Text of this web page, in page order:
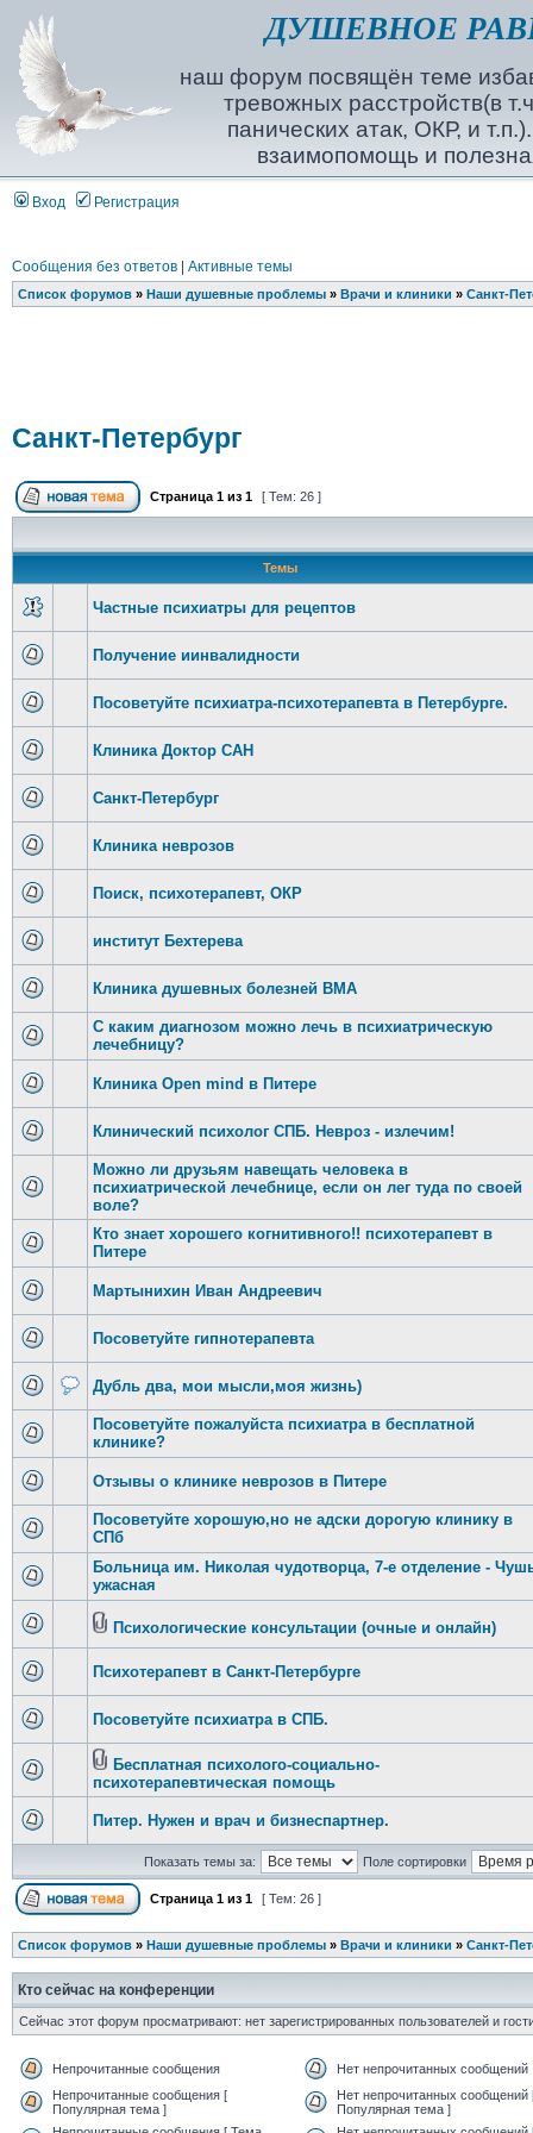
ДУШЕВНОЕ
наш форум посвящён теме
тревожных расстройств(в
панических атак, ОКР, и
взаимопомощь и
Вход Регистрация
Сообщения без ответов| Активные темы
Список форумов» Наши душевные проблемы» Врачи и клиники » Санкт-
Санкт-Петербург
Страница 1из 1 [ Тем: 26 ]
Темы
Частные психиатры для рецептов
Получение иинвалидности
Посоветуйте психиатра-психотерапевта в Петербурге.
Клиника Доктор САН
Санкт-Петербург
Клиника неврозов
Поиск, психотерапевт, ОКР
институт Бехтерева
Клиника душевных болезней ВМА
С каким диагнозом можно лечь в психиатрическую
лечебницу?
Клиника Open mind в Питере
Клинический психолог СПБ. Невроз - излечим!
Можно ли друзьям навещать человека в
психиатрической лечебнице, если он лег туда по своей
воле?
Кто знает хорошего когнитивного!! психотерапевт в
Питере
Мартынихин Иван Андреевич
Посоветуйте гипнотерапевта
Дубль два, мои мысли,моя жизнь)
Посоветуйте пожалуйста психиатра в бесплатной
клинике?
Отзывы о клинике неврозов в Питере
Посоветуйте хорошую,но не адски дорогую клинику в
СПб
Больница им. Николая чудотворца, 7-е отделение -
ужасная
Психологические консультации (очные и онлайн)
Психотерапевт в Санкт-Петербурге
Посоветуйте психиатра в СПБ.
Бесплатная психолого-социально-
психотерапевтическая помощь
Питер. Нужен и врач и бизнеспартнер.
Показать темы за: Поле сортировки
Страница 1из 1 [ Тем: 26 ]
Список форумов» Наши душевные проблемы» Врачи и клиники » Санкт-
Кто сейчас на конференции
Сейчас этот форум просматривают: нет зарегистрированных пользователей и
Непрочитанные сообщения
Нет непрочитанных сообщений
Непрочитанные сообщения [
Популярная тема ]
Нет непрочитанных сообщений
Популярная тема ]